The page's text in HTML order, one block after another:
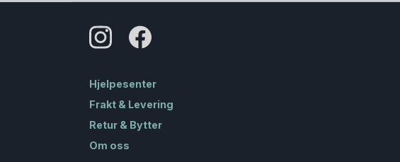
Hjelpesenter
Frakt & Levering
Retur & Bytter
Om oss